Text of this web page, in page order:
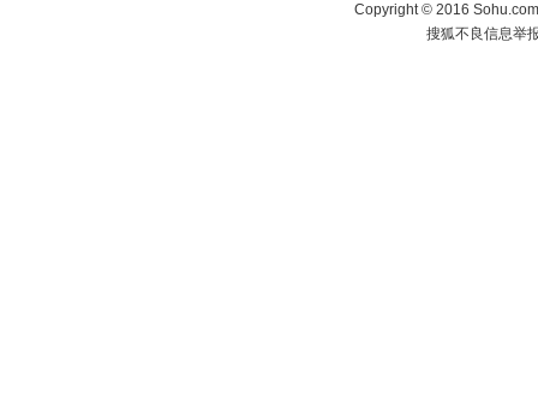
Copyright©2016
搜狐不良信息举